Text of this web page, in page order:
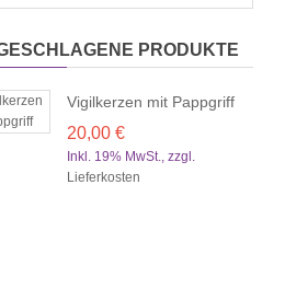
PRODUKTE
Vigilkerzen mit Pappgriff
20,00 €
Inkl. 19% MwSt., zzgl.
Lieferkosten